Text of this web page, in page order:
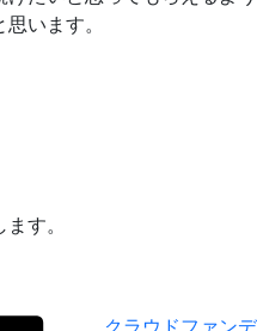
います。
す。